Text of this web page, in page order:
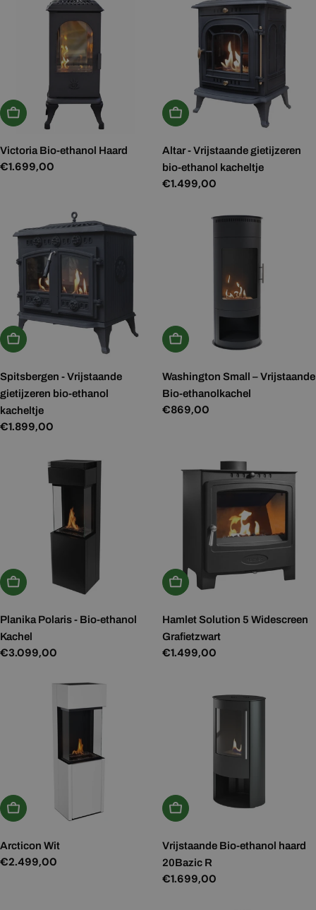
In Winkelwagen
Victoria Bio-ethanol Haard
Normale
€1.699,00
In Winkelwagen
Altar - Vrijstaande gietijzeren
bio-ethanol kacheltje
Normale
€1.499,00
In Winkelwagen
Spitsbergen - Vrijstaande
gietijzeren bio-ethanol
kacheltje
Normale
€1.899,00
In Winkelwagen
Washington Small – Vrijstaande
Bio-ethanolkachel
Normale
€869,00
In Winkelwagen
Planika Polaris - Bio-ethanol
Kachel
Normale
€3.099,00
In Winkelwagen
Hamlet Solution 5 Widescreen
Grafietzwart
Normale
€1.499,00
In Winkelwagen
Arcticon Wit
Normale
€2.499,00
In Winkelwagen
Vrijstaande Bio-ethanol haard
20Bazic R
Normale
€1.699,00